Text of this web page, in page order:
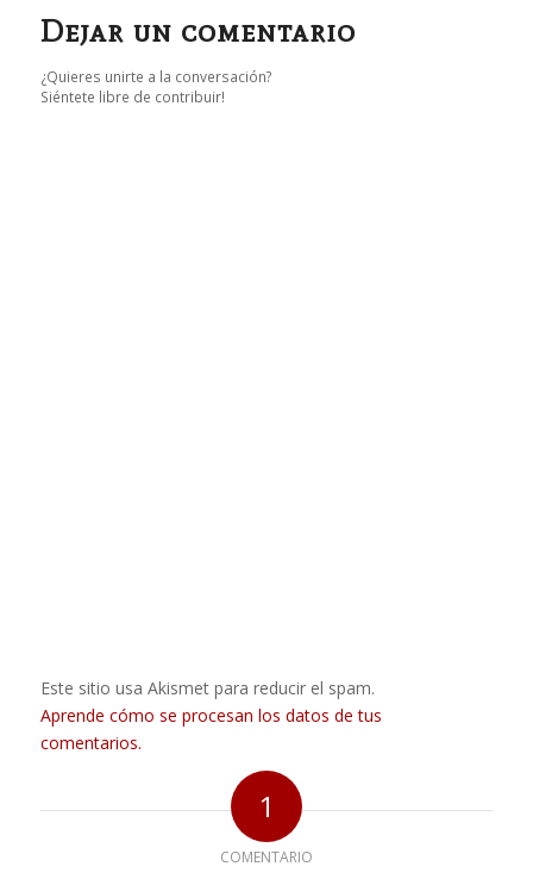
Dejar un comentario
¿Quieres unirte a la conversación?
Siéntete libre de contribuir!
Este sitio usa Akismet para reducir el spam.
Aprende cómo se procesan los datos de tus
comentarios.
1
COMENTARIO